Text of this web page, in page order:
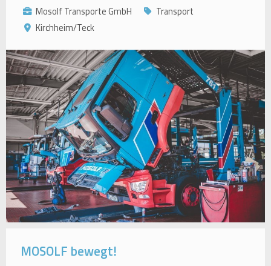
Mosolf Transporte GmbH
Kirchheim/Teck
Transport
MOSOLF bewegt!